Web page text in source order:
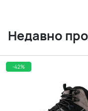
Недавно
-42%